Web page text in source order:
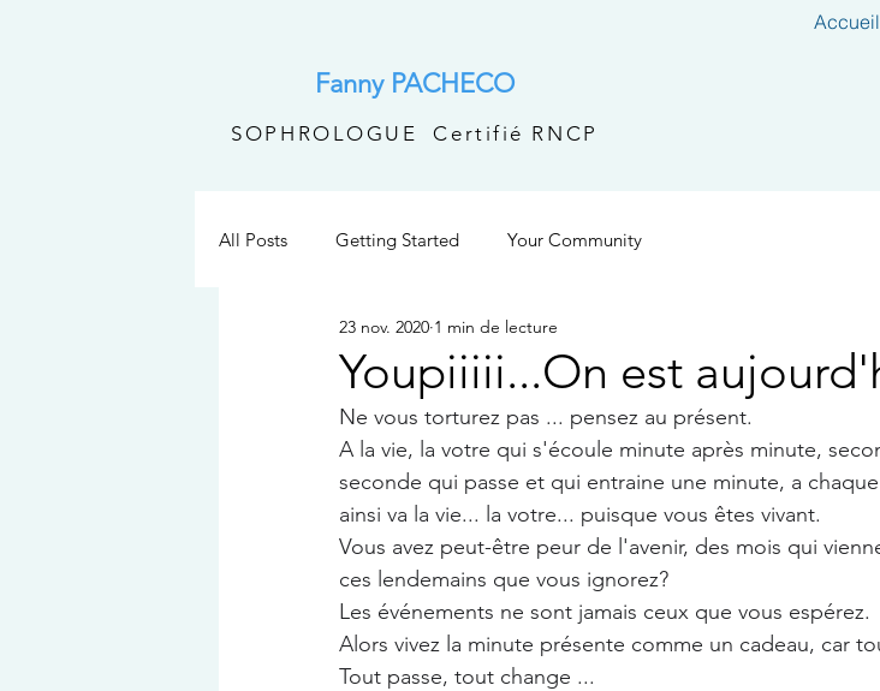
Accueil
Fanny PACHECO
SOPHROLOGUE Certifié RNCP
All Posts Getting Started Your Community
Youpiiiii...On est
23 nov. 2020 1 min de lecture
Ne vous torturez pas ... pensez au présent.
A la vie, la votre qui s'écoule minute après minute,
seconde qui passe et qui entraine une minute, a
ainsi va la vie... la votre... puisque vous êtes vivant.
Vous avez peut-être peur de l'avenir, des mois qui
ces lendemains que vous ignorez?
Les événements ne sont jamais ceux que vous espérez.
Alors vivez la minute présente comme un cadeau, car
Tout passe, tout change ...